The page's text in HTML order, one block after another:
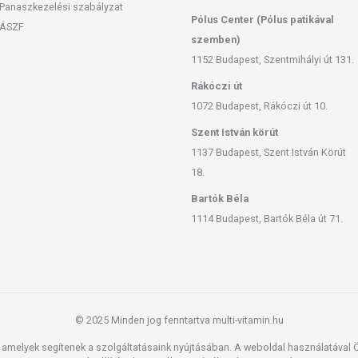
Sinensis (Leaf) Extract*, Melissa Officinalis (Leaf)
Aspalathus Linearis Leaf Extract*, Panax
(Leaf) Extract*, Rosmarinus Officinalis
Aqua (Water), Hydrogen-peroxide, Ceteth-2,
Lauryl pyrrolidone, Tetrasodium etidronate,
(water), Cetearyl-alcohol, Paraffinum liquidum
Linoleic acid, Hydroxypropyltrimonium
officinalis (leaf) extract*, Rosmarinus officinalis
Panaszkezelési szabályzat
ÁSZF
Pólus Center (Pólus patikával
szemben)
1152 Budapest, Szentmihályi út 131.
Rákóczi út
1072 Budapest, Rákóczi út 10.
Szent István körút
1137 Budapest, Szent István Körút
18.
Bartók Béla
1114 Budapest, Bartók Béla út 71.
© 2025 Minden jog fenntartva multi-vitamin.hu
segítenek a szolgáltatásaink nyújtásában. A weboldal használatával